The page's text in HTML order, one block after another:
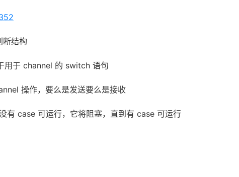
断结构
用于 channel 的 switch 语句
操作，要么是发送要么是接收
有 case 可运行，它将阻塞，直到有 case 可运行